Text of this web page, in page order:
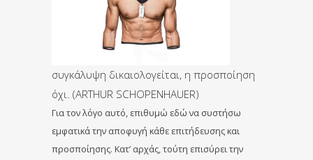
συγκάλυψη δικαιολογείται, η προσποίηση
όχι. (ARTHUR SCHOPENHAUER)
Για τον λόγο αυτό, επιθυμώ εδώ να συστήσω
εμφατικά την αποφυγή κάθε επιτήδευσης και
προσποίησης. Κατ’ αρχάς, τούτη επισύρει την